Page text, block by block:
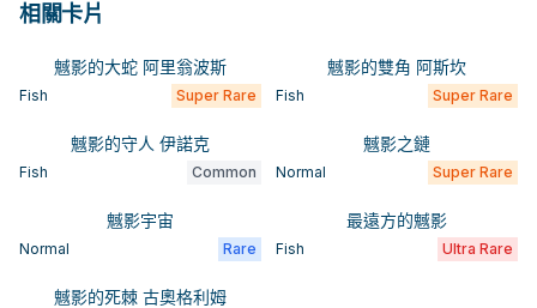
相關卡片
魊影的大蛇 阿里翁波斯
Fish Super Rare
魊影的雙角 阿斯坎
Fish Super Rare
魊影的守人 伊諾克
Fish Common
魊影之鏈
Normal Super Rare
魊影宇宙
Normal Rare
最遠方的魊影
Fish Ultra Rare
魊影的死棘 古奧格利姆